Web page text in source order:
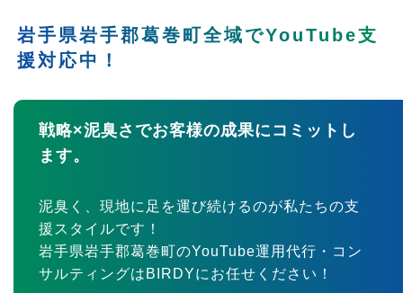
岩手県岩手郡葛巻町全域でYouTube支
援対応中！
戦略×泥臭さでお客様の成果にコミットし
ます。
泥臭く、現地に足を運び続けるのが私たちの支
援スタイルです！
岩手県岩手郡葛巻町のYouTube運用代行・コン
サルティングはBIRDYにお任せください！